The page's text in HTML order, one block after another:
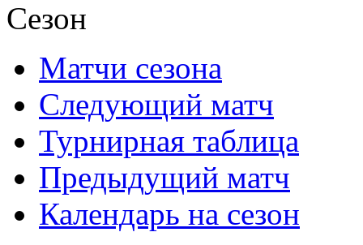
Сезон
Матчи сезона
Следующий матч
Турнирная таблица
Предыдущий матч
Календарь на сезон